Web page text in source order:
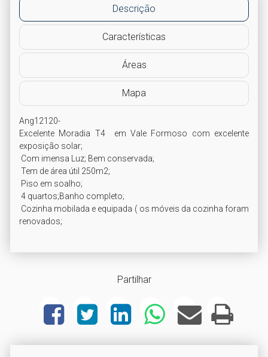
Partilhar
Descrição
Características
Áreas
Mapa
Ang12120-
Excelente Moradia T4  em Vale Formoso com excelente
exposição solar;